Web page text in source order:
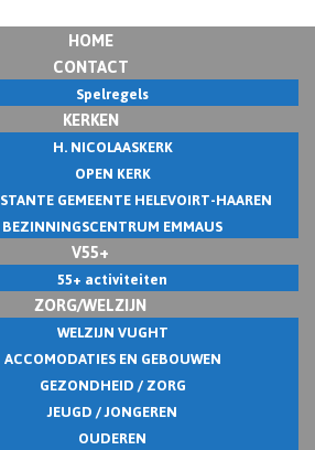
HOME
CONTACT
Spelregels
KERKEN
H. NICOLAASKERK
OPEN KERK
GEMEENTE HELEVOIRT-HAAREN
BEZINNINGSCENTRUM EMMAUS
V55+
55+ activiteiten
ZORG/WELZIJN
WELZIJN VUGHT
ACCOMODATIES EN GEBOUWEN
GEZONDHEID / ZORG
JEUGD / JONGEREN
OUDEREN